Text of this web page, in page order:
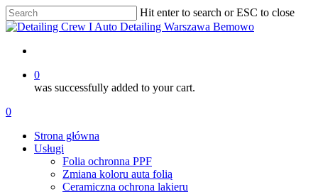
Skip
to
content
Hit enter to search or ESC to close
Close
0
was successfully added to your cart.
Menu
account
0
Strona główna
Usługi
Folia ochronna PPF
Zmiana koloru auta folią
Ceramiczna ochrona lakieru